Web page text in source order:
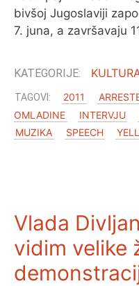
bivšoj Jugoslaviji
7. juna, a završavaju
2011
OMLADINE
INTERVJU
MUZIKA
SPEECH
Vlada
vidim velike